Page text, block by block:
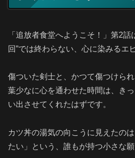
「追放者食堂へようこそ！」第2話
回”では終わらない、心に染みるエ
傷ついた剣士と、かつて傷つけら
葉少なに心を通わせた時間は、き
い出させてくれたはずです。
カツ丼の湯気の向こうに見えたの
たい」という、誰もが持つ小さな願